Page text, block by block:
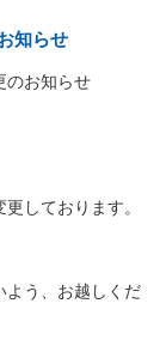
知らせ
のお知らせ
しております。
よう、お越しくだ